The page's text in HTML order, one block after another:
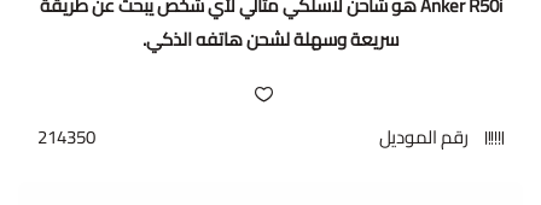
سريعة وسهلة لشحن هاتفه الذكي.
رقم الموديل 214350